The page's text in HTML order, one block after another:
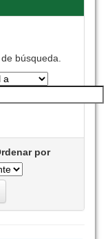
búsqueda.
por